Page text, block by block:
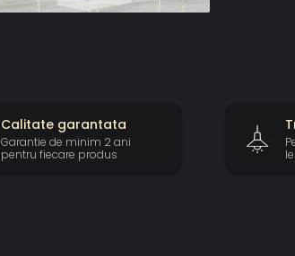
Calitate garantata
Garantie de minim 2 ani
pentru fiecare produs
lei